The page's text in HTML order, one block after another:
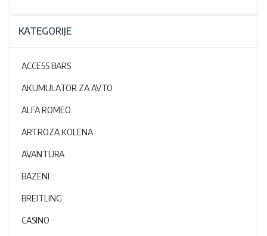
KATEGORIJE
ACCESS BARS
AKUMULATOR ZA AVTO
ALFA ROMEO
ARTROZA KOLENA
AVANTURA
BAZENI
BREITLING
CASINO